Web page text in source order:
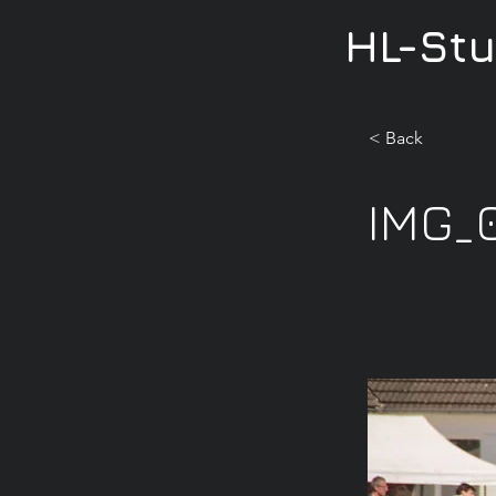
< Back
HL-